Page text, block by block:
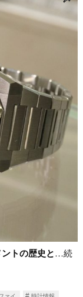
トの歴史と …続